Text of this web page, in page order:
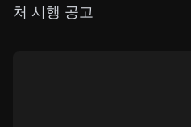
처 시행 공고